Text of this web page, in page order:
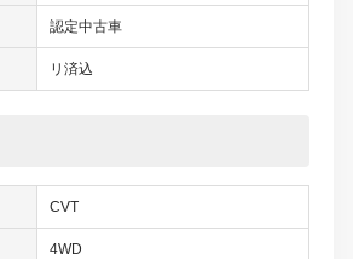
認定中古車
リ済込
CVT
4WD